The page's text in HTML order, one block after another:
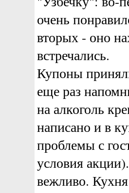
очень
вторых - оно
встречались.
Купоны
еще раз
на алкоголь
написано и в
проблемы с
условия
вежливо.